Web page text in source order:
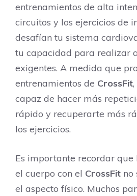
entrenamientos de alta
circuitos y los ejercicios de
desafían tu sistema
tu capacidad para realizar
exigentes. A medida que
entrenamientos de CrossFit
capaz de hacer más
rápido y recuperarte más
los ejercicios.
Es importante recordar que
el cuerpo con el CrossFit no
el aspecto físico. Muchos